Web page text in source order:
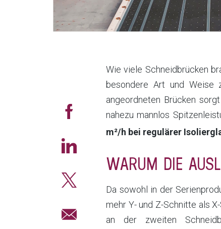
Wie viele Schneidbrücken
besondere Art und Weise
angeordneten Brücken
nahezu mannlos
m²/h bei regulärer
WARUM DIE
Da sowohl in der
mehr Y- und Z-Schnitte als
an der zweiten